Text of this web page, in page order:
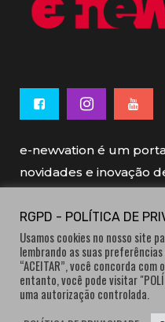
e-newvation é um
novidades e inovação
e-newvation tem o
Ano”, o prémio de
consumidores.
RGPD - POLÍTICA DE
Usamos cookies no nosso site
lembrando as suas
“ACEITAR”, você concorda com
entanto, você pode visitar
uma autorização controlada.